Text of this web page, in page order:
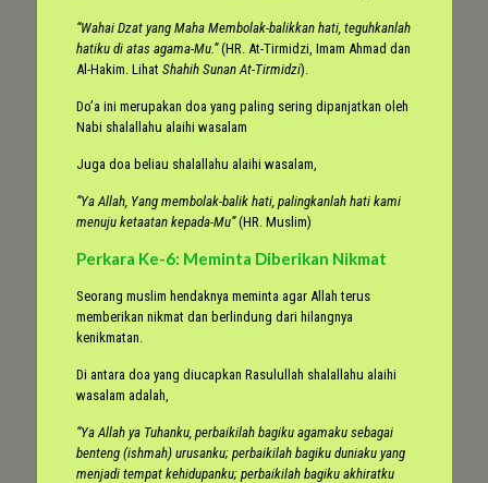
“Wahai Dzat yang Maha Membolak-balikkan hati, teguhkanlah
hatiku di atas agama-Mu.”(HR. At-Tirmidzi, Imam Ahmad dan
Al-Hakim. Lihat Shahih Sunan At-Tirmidzi).
Do’a ini merupakan doa yang paling sering dipanjatkan oleh
Nabi shalallahu alaihi wasalam
Juga doa beliau shalallahu alaihi wasalam,
“Ya Allah, Yang membolak-balik hati, palingkanlah hati kami
menuju ketaatan kepada-Mu”(HR. Muslim)
Perkara Ke-6: Meminta Diberikan Nikmat
Seorang muslim hendaknya meminta agar Allah terus
memberikan nikmat dan berlindung dari hilangnya
kenikmatan.
Di antara doa yang diucapkan Rasulullah shalallahu alaihi
wasalam adalah,
“Ya Allah ya Tuhanku, perbaikilah bagiku agamaku sebagai
benteng (ishmah) urusanku; perbaikilah bagiku duniaku yang
menjadi tempat kehidupanku; perbaikilah bagiku akhiratku